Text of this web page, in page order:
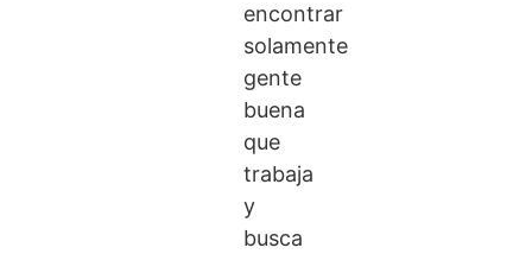
encontrar
solamente
gente
buena
que
trabaja
y
busca